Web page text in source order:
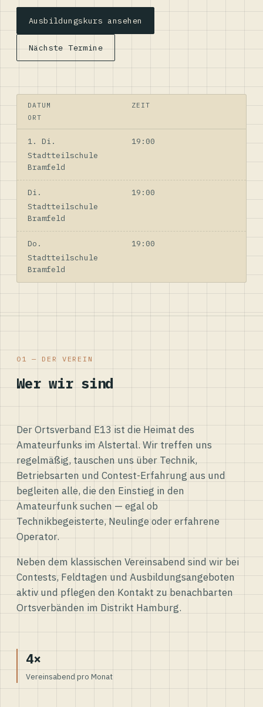
Ausbildungskurs ansehen
Nächste Termine
DATUM
ZEIT
ORT
1. Di.
19:00
Stadtteilschule
Bramfeld
Di.
19:00
Stadtteilschule
Bramfeld
Do.
19:00
Stadtteilschule
Bramfeld
01 — DER VEREIN
Wer wir sind
Der Ortsverband E13 ist die Heimat des
Amateurfunks im Alstertal. Wir treffen uns
regelmäßig, tauschen uns über Technik,
Betriebsarten und Contest-Erfahrung aus und
begleiten alle, die den Einstieg in den
Amateurfunk suchen — egal ob
Technikbegeisterte, Neulinge oder erfahrene
Operator.
Neben dem klassischen Vereinsabend sind wir bei
Contests, Feldtagen und Ausbildungsangeboten
aktiv und pflegen den Kontakt zu benachbarten
Ortsverbänden im Distrikt Hamburg.
4×
Vereinsabend pro Monat